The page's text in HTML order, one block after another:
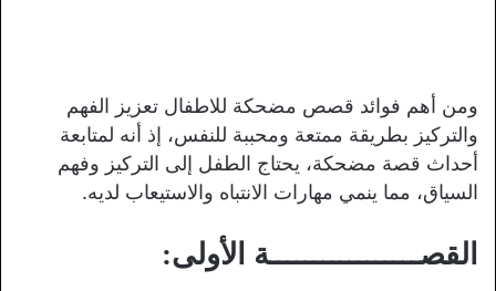
ومن أهم فوائد قصص مضحكة للاطفال تعزيز الفهم
والتركيز بطريقة ممتعة ومحببة للنفس، إذ أنه لمتابعة
أحداث قصة مضحكة، يحتاج الطفل إلى التركيز وفهم
السياق، مما ينمي مهارات الانتباه والاستيعاب لديه.
القصـــــــــــــــــة الأولى: